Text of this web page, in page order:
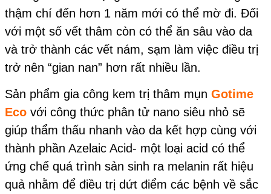
thậm chí đến hơn 1 năm mới có thể mờ đi. Đối
với một số vết thâm còn có thể ăn sâu vào da
và trở thành các vết nám, sạm làm việc điều trị
trở nên “gian nan” hơn rất nhiều lần.
Sản phẩm gia công kem trị thâm mụn Gotime
Eco với công thức phân tử nano siêu nhỏ sẽ
giúp thẩm thấu nhanh vào da kết hợp cùng với
thành phần Azelaic Acid- một loại acid có thể
ứng chế quá trình sản sinh ra melanin rất hiệu
quả nhằm để điều trị dứt điểm các bệnh về sắc